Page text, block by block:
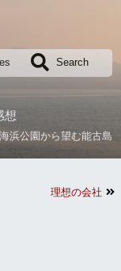
Search
想
浜公園から望む能古島
理想の会社